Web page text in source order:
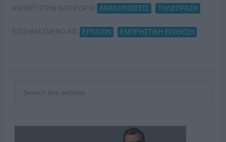
ΑΝΗΚΕΙ ΣΤΗΝ ΚΑΤΗΓΟΡΙΑ: ΑΝΑΚΟΙΝΩΣΕΙΣ ΤΗΛΕΟΡΑΣΗ
ΕΠΙΣΗΜΑΣΜΕΝΟ ΜΕ: EPSILON ΕΜΠΡΗΣΤΙΚΗ ΕΠΙΘΕΣΗ